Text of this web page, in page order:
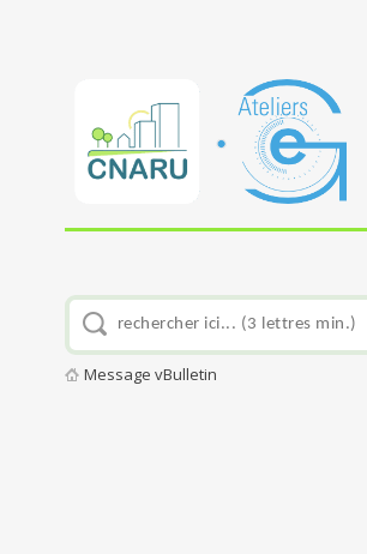
Message vBulletin